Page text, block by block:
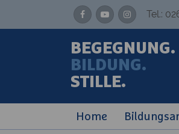
Tel.:
BEGEGNUNG.
BILDUNG.
STILLE.
Home